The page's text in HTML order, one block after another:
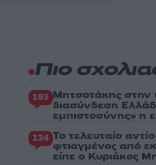
Πιο
193 Μητσοτάκης στην
διασύνδεση
εμπιστοσύνης» η
134 Το τελευταίο
φτιαγμένος από
είπε ο Κυριάκος